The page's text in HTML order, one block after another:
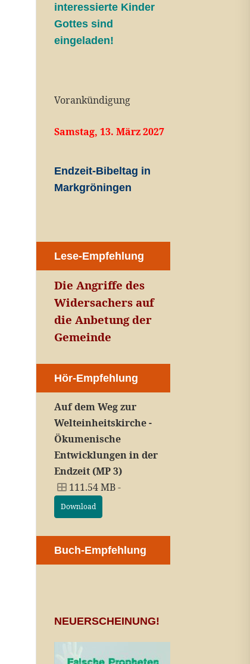
interessierte Kinder
Gottes sind
eingeladen!
Vorankündigung
Samstag, 13. März 2027
Endzeit-Bibeltag in
Markgröningen
Lese-Empfehlung
Die Angriffe des
Widersachers auf
die Anbetung der
Gemeinde
Hör-Empfehlung
Auf dem Weg zur
Welteinheitskirche -
Ökumenische
Entwicklungen in der
Endzeit (MP 3)
111.54 MB -
Download
Buch-Empfehlung
NEUERSCHEINUNG!